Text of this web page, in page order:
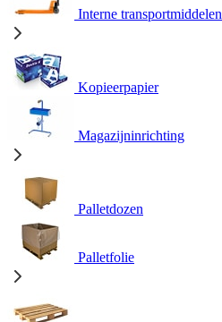
Interne transportmiddelen
Kopieerpapier
Magazijninrichting
Palletdozen
Palletfolie